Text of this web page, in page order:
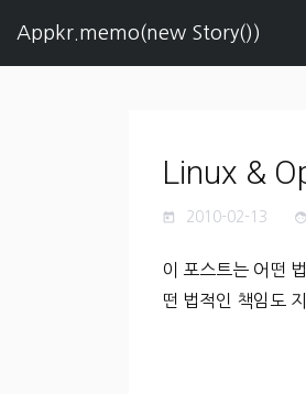
Appkr.memo(new Story())
Linux &
today 2010-02-13 face
이 포스트는 어떤
떤 법적인 책임도